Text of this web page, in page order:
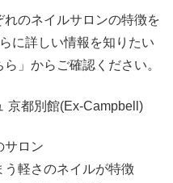
のネイルサロンの特徴を
に詳しい情報を知りたい
」からご確認ください。
京都別館(Ex-Campbell)
サロン
う軽さのネイルが特徴